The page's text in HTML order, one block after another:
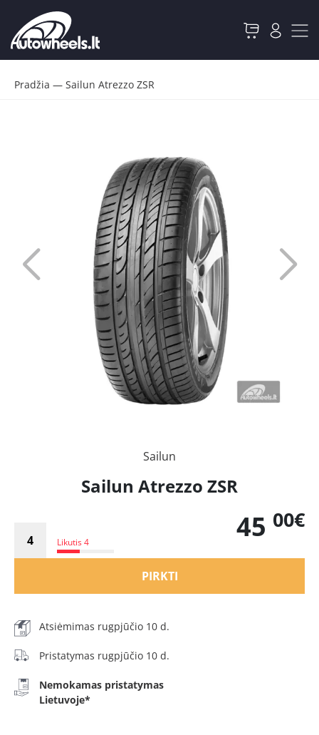
Pradžia — Sailun Atrezzo ZSR
Sailun
Sailun Atrezzo ZSR
Likutis 4 45 00€
PIRKTI
Atsiėmimas rugpjūčio 10 d.
Pristatymas rugpjūčio 10 d.
Nemokamas pristatymas
Lietuvoje*